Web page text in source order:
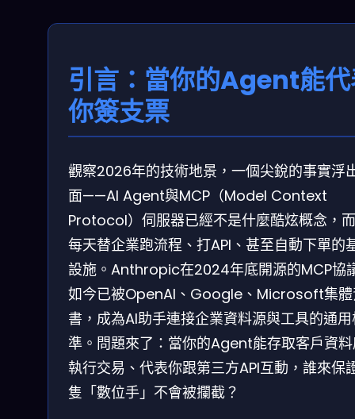
引言：當你的Agent能
你簽支票
觀察2026年的技術地景，一個尖銳的事實浮
面——AI Agent與MCP（Model Context
Protocol）伺服器已經不是什麼酷炫概念，
每天替企業跑流程、打API、甚至自動下單的
設施。Anthropic在2024年底開源的MCP協
如今已被OpenAI、Google、Microsoft集
書，成為AI助手連接企業資料源與工具的通
準。問題來了：當你的Agent能存取客戶資
執行交易、代表你跟第三方API互動，誰來保
隻「數位手」不會被攔截？